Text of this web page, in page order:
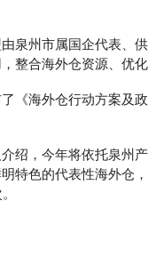
州市属国企代表、供
整合海外仓资源、优
海外仓行动方案及政
，今年将依托泉州产
特色的代表性海外仓